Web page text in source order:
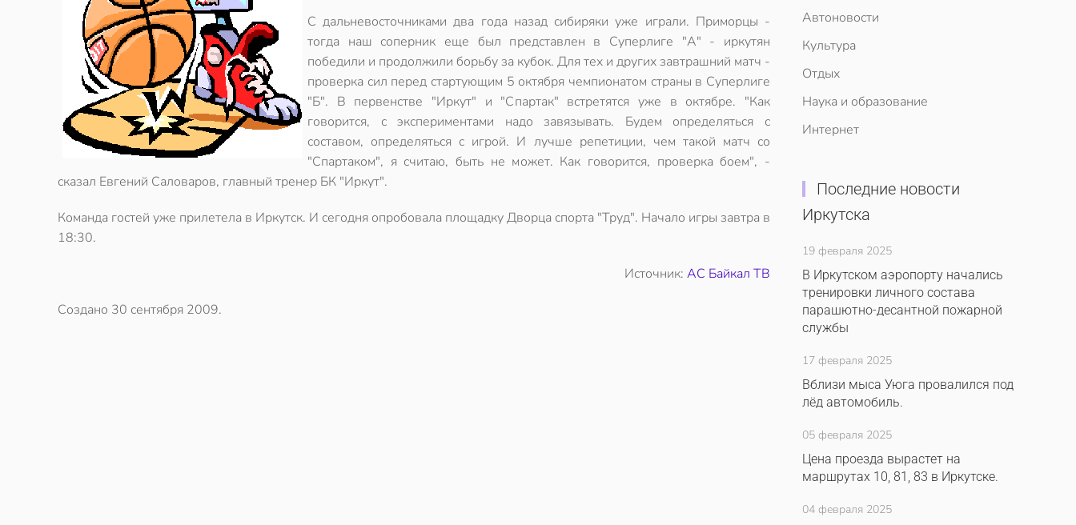
С дальневосточниками два года назад сибиряки уже играли. Приморцы -
тогда наш соперник еще был представлен в Суперлиге "А" - иркутян
победили и продолжили борьбу за кубок. Для тех и других завтрашний матч -
проверка сил перед стартующим 5 октября чемпионатом страны в Суперлиге
"Б". В первенстве "Иркут" и "Спартак" встретятся уже в октябре. "Как
говорится, с экспериментами надо завязывать. Будем определяться с
составом, определяться с игрой. И лучше репетиции, чем такой матч со
"Спартаком", я считаю, быть не может. Как говорится, проверка боем", -
сказал Евгений Саловаров, главный тренер БК "Иркут".
Команда гостей уже прилетела в Иркутск. И сегодня опробовала площадку Дворца спорта "Труд". Начало игры завтра в
18:30.
Источник: АС Байкал ТВ
Создано 30 сентября 2009.
Автоновости
Культура
Отдых
Наука и образование
Интернет
Последние новости
Иркутска
19 февраля 2025
В Иркутском аэропорту начались
тренировки личного состава
парашютно-десантной пожарной
службы
17 февраля 2025
Вблизи мыса Уюга провалился под
лёд автомобиль.
05 февраля 2025
Цена проезда вырастет на
маршрутах 10, 81, 83 в Иркутске.
04 февраля 2025